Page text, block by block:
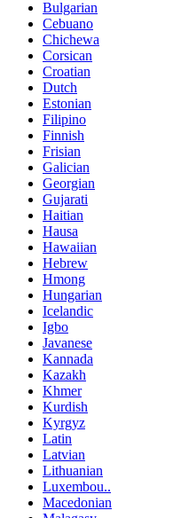
Bulgarian
Cebuano
Chichewa
Corsican
Croatian
Dutch
Estonian
Filipino
Finnish
Frisian
Galician
Georgian
Gujarati
Haitian
Hausa
Hawaiian
Hebrew
Hmong
Hungarian
Icelandic
Igbo
Javanese
Kannada
Kazakh
Khmer
Kurdish
Kyrgyz
Latin
Latvian
Lithuanian
Luxembou..
Macedonian